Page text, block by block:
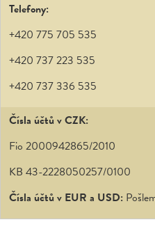
Telefony:
+420 775 705 535
+420 737 223 535
+420 737 336 535
Čísla účtů v CZK:
Fio 2000942865/2010
KB 43-2228050257/0100
Čísla účtů v EUR a USD: